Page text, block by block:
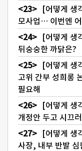
[어떻게 생
모사업… 이번엔
[어떻게 생
뒤숭숭한 까닭은?
[어떻게 생
고위 간부 성희롱
필요해
[어떻게 생
개정안 두고 시끄
[어떻게 생
사장, 내부 반발